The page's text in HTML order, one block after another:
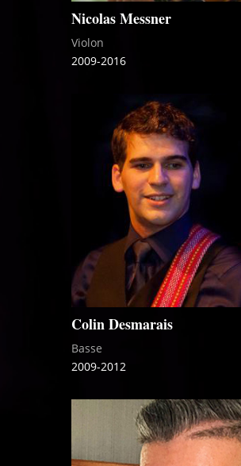
Nicolas Messner
Violon
2009-2016
Colin Desmarais
Basse
2009-2012